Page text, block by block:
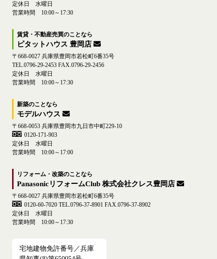
定休日 水曜日
営業時間 10:00～17:30
賃貸・不動産売買のことなら
ピタットハウス 豊岡店
〒668-0027 兵庫県豊岡市若松町6番35号
TEL.0796-29-2453 FAX.0796-29-2456
定休日 水曜日
営業時間 10:00～17:30
新築のことなら
モデルハウス
〒668-0053 兵庫県豊岡市九日市中町229-10
0120-171-903
定休日 水曜日
営業時間 10:00～17:00
リフォーム・改築のことなら
PanasonicリフォームClub 株式会社クレス豊岡店
〒668-0027 兵庫県豊岡市若松町6番35号
0120-60-7020 TEL.0796-37-8901 FAX.0796-37-8902
定休日 水曜日
営業時間 10:00～17:30
宅地建物免許番号／兵庫